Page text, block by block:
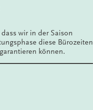
wir in der Saison
diese Bürozeiten
können.